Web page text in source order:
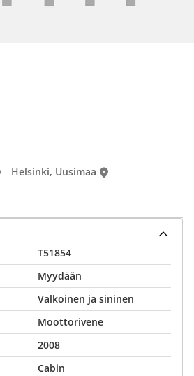
Helsinki, Uusimaa
T51854
Myydään
Valkoinen ja sininen
Moottorivene
2008
Cabin